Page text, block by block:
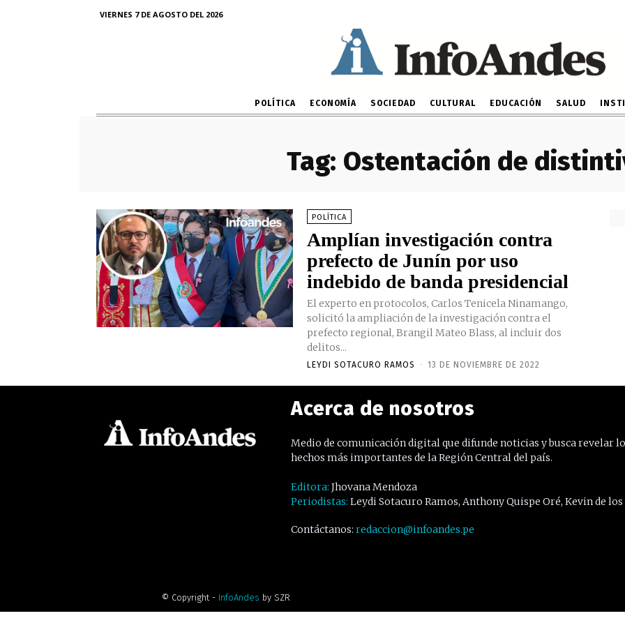
VIERNES 7 DE AGOSTO DEL 2026
POLÍTICA ECONOMÍA SOCIEDAD CULTURAL EDUCACIÓN SALUD
Tag: Ostentación de
POLÍTICA
Amplían investigación contra
prefecto de Junín por uso
indebido de banda presidencial
El experto en protocolos, Carlos Tenicela Ninamango,
solicitó la ampliación de la investigación contra el
prefecto regional, Brangil Mateo Blass, al incluir dos
delitos...
LEYDI SOTACURO RAMOS - 13 DE NOVIEMBRE DE 2022
Acerca de nosotros
Medio de comunicación digital que difunde noticias y busca revelar
hechos más importantes de la Región Central del país.
Editora: Jhovana Mendoza
Periodistas: Leydi Sotacuro Ramos, Anthony Quispe Oré, Kevin de los
Contáctanos: redaccion@infoandes.pe
© Copyright - InfoAndes by SZR